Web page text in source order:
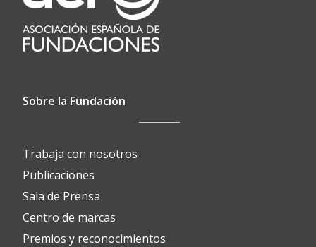
Sobre la Fundación
Trabaja con nosotros
Publicaciones
Sala de Prensa
Centro de marcas
Premios y reconocimientos